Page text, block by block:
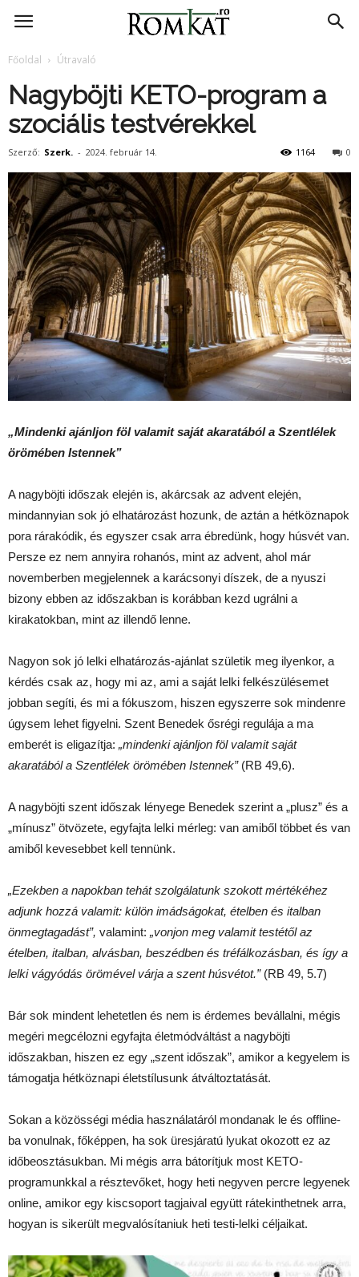
RomKat.ro
Főoldal Útravaló
Nagyböjti KETO-program a
szociális testvérekkel
Szerző: Szerk. - 2024. február 14. 0
1164
„Mindenki ajánljon föl valamit saját akaratából a Szentlélek
örömében Istennek”
A nagyböjti időszak elején is, akárcsak az advent elején,
mindannyian sok jó elhatározást hozunk, de aztán a hétköznapok
pora rárakódik, és egyszer csak arra ébredünk, hogy húsvét van.
Persze ez nem annyira rohanós, mint az advent, ahol már
novemberben megjelennek a karácsonyi díszek, de a nyuszi
bizony ebben az időszakban is korábban kezd ugrálni a
kirakatokban, mint az illendő lenne.
Nagyon sok jó lelki elhatározás-ajánlat születik meg ilyenkor, a
kérdés csak az, hogy mi az, ami a saját lelki felkészülésemet
jobban segíti, és mi a fókuszom, hiszen egyszerre sok mindenre
úgysem lehet figyelni. Szent Benedek ősrégi regulája a ma
emberét is eligazítja: „mindenki ajánljon föl valamit saját
akaratából a Szentlélek örömében Istennek” (RB 49,6).
A nagyböjti szent időszak lényege Benedek szerint a „plusz” és a
„mínusz” ötvözete, egyfajta lelki mérleg: van amiből többet és van
amiből kevesebbet kell tennünk.
„Ezekben a napokban tehát szolgálatunk szokott mértékéhez
adjunk hozzá valamit: külön imádságokat, ételben és italban
önmegtagadást”, valamint: „vonjon meg valamit testétől az
ételben, italban, alvásban, beszédben és tréfálkozásban, és így a
lelki vágyódás örömével várja a szent húsvétot.” (RB 49, 5.7)
Bár sok mindent lehetetlen és nem is érdemes bevállalni, mégis
megéri megcélozni egyfajta életmódváltást a nagyböjti
időszakban, hiszen ez egy „szent időszak”, amikor a kegyelem is
támogatja hétköznapi életstílusunk átváltoztatását.
Sokan a közösségi média használatáról mondanak le és offline-
ba vonulnak, főképpen, ha sok üresjáratú lyukat okozott ez az
időbeosztásukban. Mi mégis arra bátorítjuk most KETO-
programunkkal a résztevőket, hogy heti negyven percre legyenek
online, amikor egy kiscsoport tagjaival együtt rátekinthetnek arra,
hogyan is sikerült megvalósítaniuk heti testi-lelki céljaikat.